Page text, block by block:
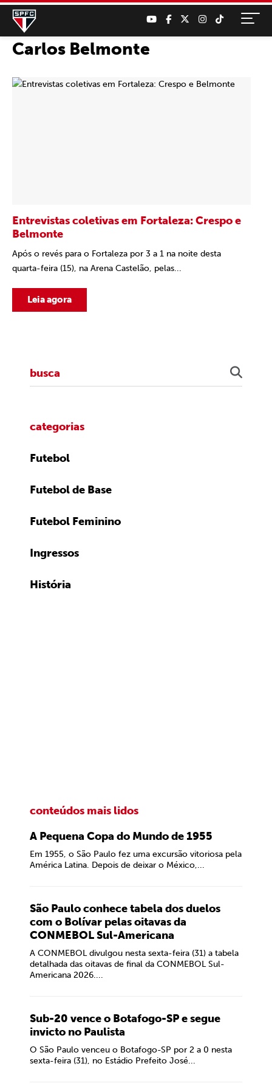
Carlos Belmonte
Entrevistas coletivas em Fortaleza: Crespo e
Belmonte
Após o revés para o Fortaleza por 3 a 1 na noite desta
quarta-feira (15), na Arena Castelão, pelas...
Leia agora
categorias
Futebol
Futebol de Base
Futebol Feminino
Ingressos
História
conteúdos mais lidos
A Pequena Copa do Mundo de 1955
Em 1955, o São Paulo fez uma excursão vitoriosa pela
América Latina. Depois de deixar o México,...
São Paulo conhece tabela dos duelos
com o Bolívar pelas oitavas da
CONMEBOL Sul-Americana
A CONMEBOL divulgou nesta sexta-feira (31) a tabela
detalhada das oitavas de final da CONMEBOL Sul-
Americana 2026....
Sub-20 vence o Botafogo-SP e segue
invicto no Paulista
O São Paulo venceu o Botafogo-SP por 2 a 0 nesta
sexta-feira (31), no Estádio Prefeito José...